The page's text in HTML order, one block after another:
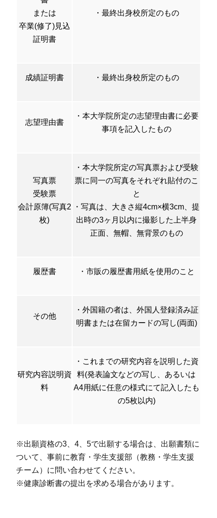
または
卒業(修了)見込
証明書
・最終出身校所定のもの
成績証明書 ・最終出身校所定のもの
志望理由書
・本大学院所定の志望理由書に必要
事項を記入したもの
写真票
受験票
会計原簿(写真2
枚)
・本大学院所定の写真票および受験
票に同一の写真をそれぞれ貼付のこ
と
・写真は、大きさ縦4cm×横3cm、提
出時の3ヶ月以内に撮影した上半身
正面、無帽、無背景のもの
履歴書 ・市販の履歴書用紙を使用のこと
その他
・外国籍の者は、外国人登録済み証
明書または在留カードの写し(両面)
研究内容説明資
料
・これまでの研究内容を説明した資
料(発表論文などの写し、あるいは
A4用紙に任意の様式にて記入したも
の5枚以内)
※出願資格の3、4、5で出願する場合は、出願書類に
ついて、事前に教育・学生支援部（教務・学生支援
チーム）に問い合わせてください。
※健康診断書の提出を求める場合があります。